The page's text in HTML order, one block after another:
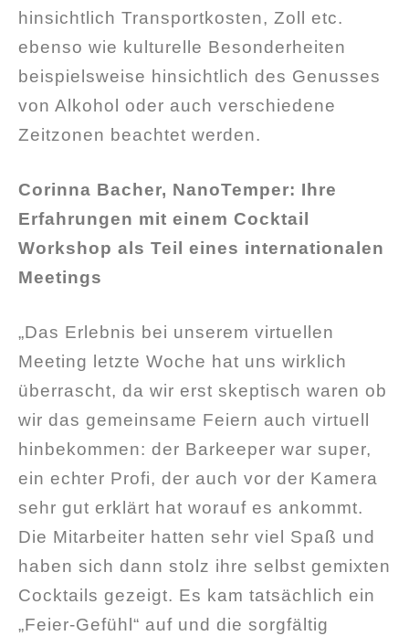
hinsichtlich Transportkosten, Zoll etc.
ebenso wie kulturelle Besonderheiten
beispielsweise hinsichtlich des Genusses
von Alkohol oder auch verschiedene
Zeitzonen beachtet werden.
Corinna Bacher, NanoTemper: Ihre
Erfahrungen mit einem Cocktail
Workshop als Teil eines internationalen
Meetings
„Das Erlebnis bei unserem virtuellen
Meeting letzte Woche hat uns wirklich
überrascht, da wir erst skeptisch waren ob
wir das gemeinsame Feiern auch virtuell
hinbekommen: der Barkeeper war super,
ein echter Profi, der auch vor der Kamera
sehr gut erklärt hat worauf es ankommt.
Die Mitarbeiter hatten sehr viel Spaß und
haben sich dann stolz ihre selbst gemixten
Cocktails gezeigt. Es kam tatsächlich ein
„Feier-Gefühl“ auf und die sorgfältig